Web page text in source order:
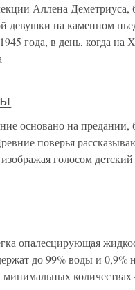
Аллена Деметриуса,
девушки на каменном
года, в день, когда
основано на
поверья
голосом
опалесцирующая
до 99% воды и 0,9%
минимальных